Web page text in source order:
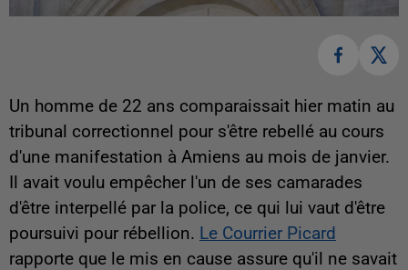
Un homme de 22 ans comparaissait hier matin au
tribunal correctionnel pour s'être rebellé au cours
d'une manifestation à Amiens au mois de janvier.
Il avait voulu empêcher l'un de ses camarades
d'être interpellé par la police, ce qui lui vaut d'être
poursuivi pour rébellion. Le Courrier Picard
rapporte que le mis en cause assure qu'il ne savait